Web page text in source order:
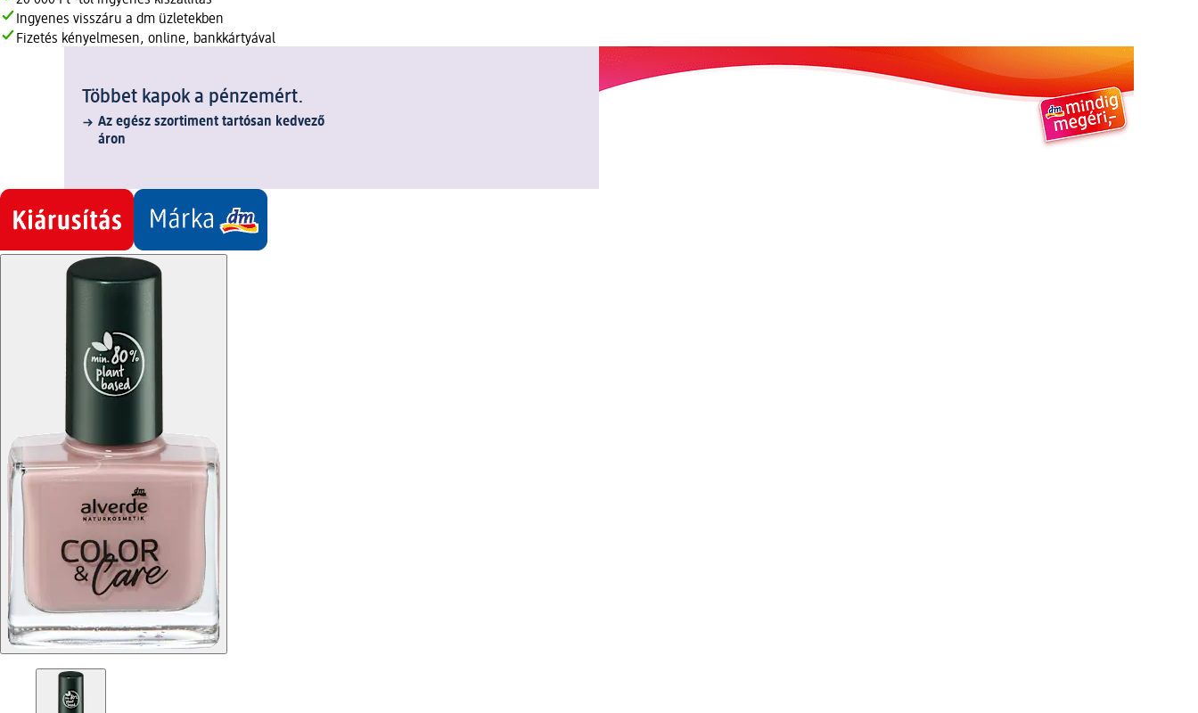
Ingyenes visszáru a dm üzletekben
Fizetés kényelmesen, online, bankkártyával
Többet kapok a pénzemért.
Az egész szortiment tartósan kedvező
áron